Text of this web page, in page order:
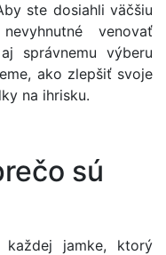
ste dosiahli väčšiu
venovať
správnemu výberu
ako zlepšiť svoje
na ihrisku.
sú
jamke, ktorý